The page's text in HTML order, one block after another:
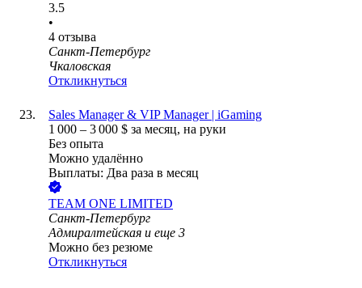
3.5
•
4 отзыва
Санкт-Петербург
Чкаловская
Откликнуться
Sales Manager & VIP Manager | iGaming
1 000 – 3 000 $ за месяц, на руки
Без опыта
Можно удалённо
Выплаты: Два раза в месяц
TEAM ONE LIMITED
Санкт-Петербург
Адмиралтейская и еще 3
Можно без резюме
Откликнуться